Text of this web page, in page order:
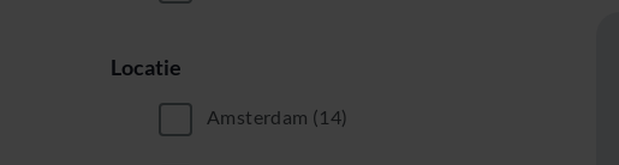
Locatie
Amsterdam (14)